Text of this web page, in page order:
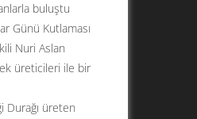
buluştu
Günü Kutlaması
Nuri Aslan
üreticileri ile bir
Durağı üreten